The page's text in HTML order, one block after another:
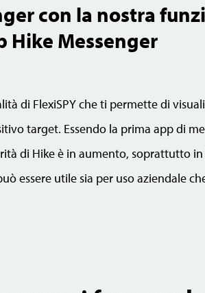
con la nostra
Hike Messenger
di FlexiSPY che ti permette di
target. Essendo la prima app di
di Hike è in aumento, soprattutto in
essere utile sia per uso aziendale